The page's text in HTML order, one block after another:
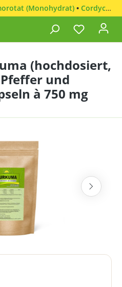
(Monohydrat) • Cordyceps sinensis
(hochdosiert,
und
à 750 mg